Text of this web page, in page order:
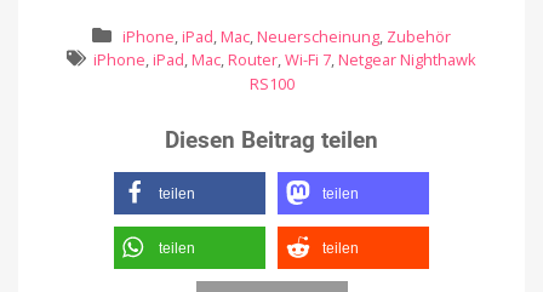
iPhone, iPad, Mac, Neuerscheinung, Zubehör
iPhone, iPad, Mac, Router,Wi-Fi 7, Netgear Nighthawk
RS100
Diesen Beitrag teilen
teilen teilen
teilen teilen